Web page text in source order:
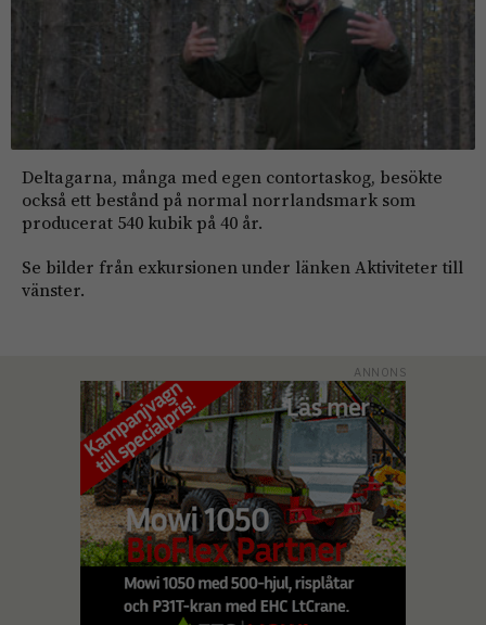
Deltagarna, många med egen contortaskog, besökte
också ett bestånd på normal norrlandsmark som
producerat 540 kubik på 40 år.
Se bilder från exkursionen under länken Aktiviteter till
vänster.